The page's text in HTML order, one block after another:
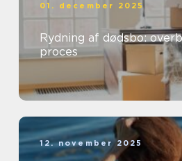
01. december 2025
Rydning af dødsbo:
proces
12. november 2025